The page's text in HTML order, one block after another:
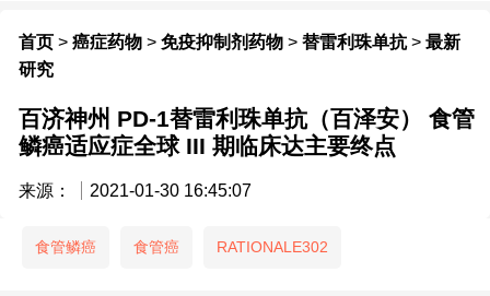
首页 > 癌症药物 > 免疫抑制剂药物 > 替雷利珠单抗> 最新
研究
百济神州 PD-1替雷利珠单抗（百泽安） 食管
鳞癌适应症全球 III 期临床达主要终点
来源： 2021-01-30 16:45:07
食管鳞癌 食管癌 RATIONALE302